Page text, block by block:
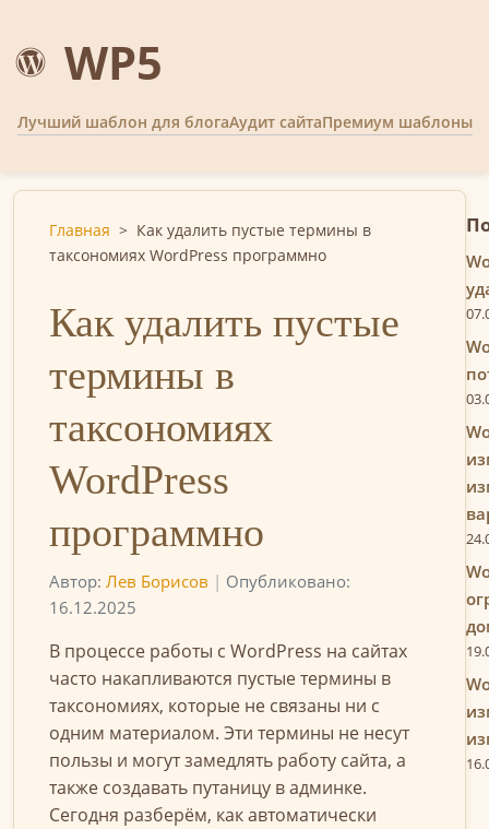
WP5
Лучший шаблон для блогаАудит сайтаПремиум шаблоны
Главная > Как удалить пустые термины в
таксономиях WordPress программно
Как удалить пустые
термины в
таксономиях
WordPress
программно
Автор: Лев Борисов | Опубликовано:
16.12.2025
В процессе работы с WordPress на сайтах
часто накапливаются пустые термины в
таксономиях, которые не связаны ни с
одним материалом. Эти термины не несут
пользы и могут замедлять работу сайта, а
также создавать путаницу в админке.
Сегодня разберём, как автоматически